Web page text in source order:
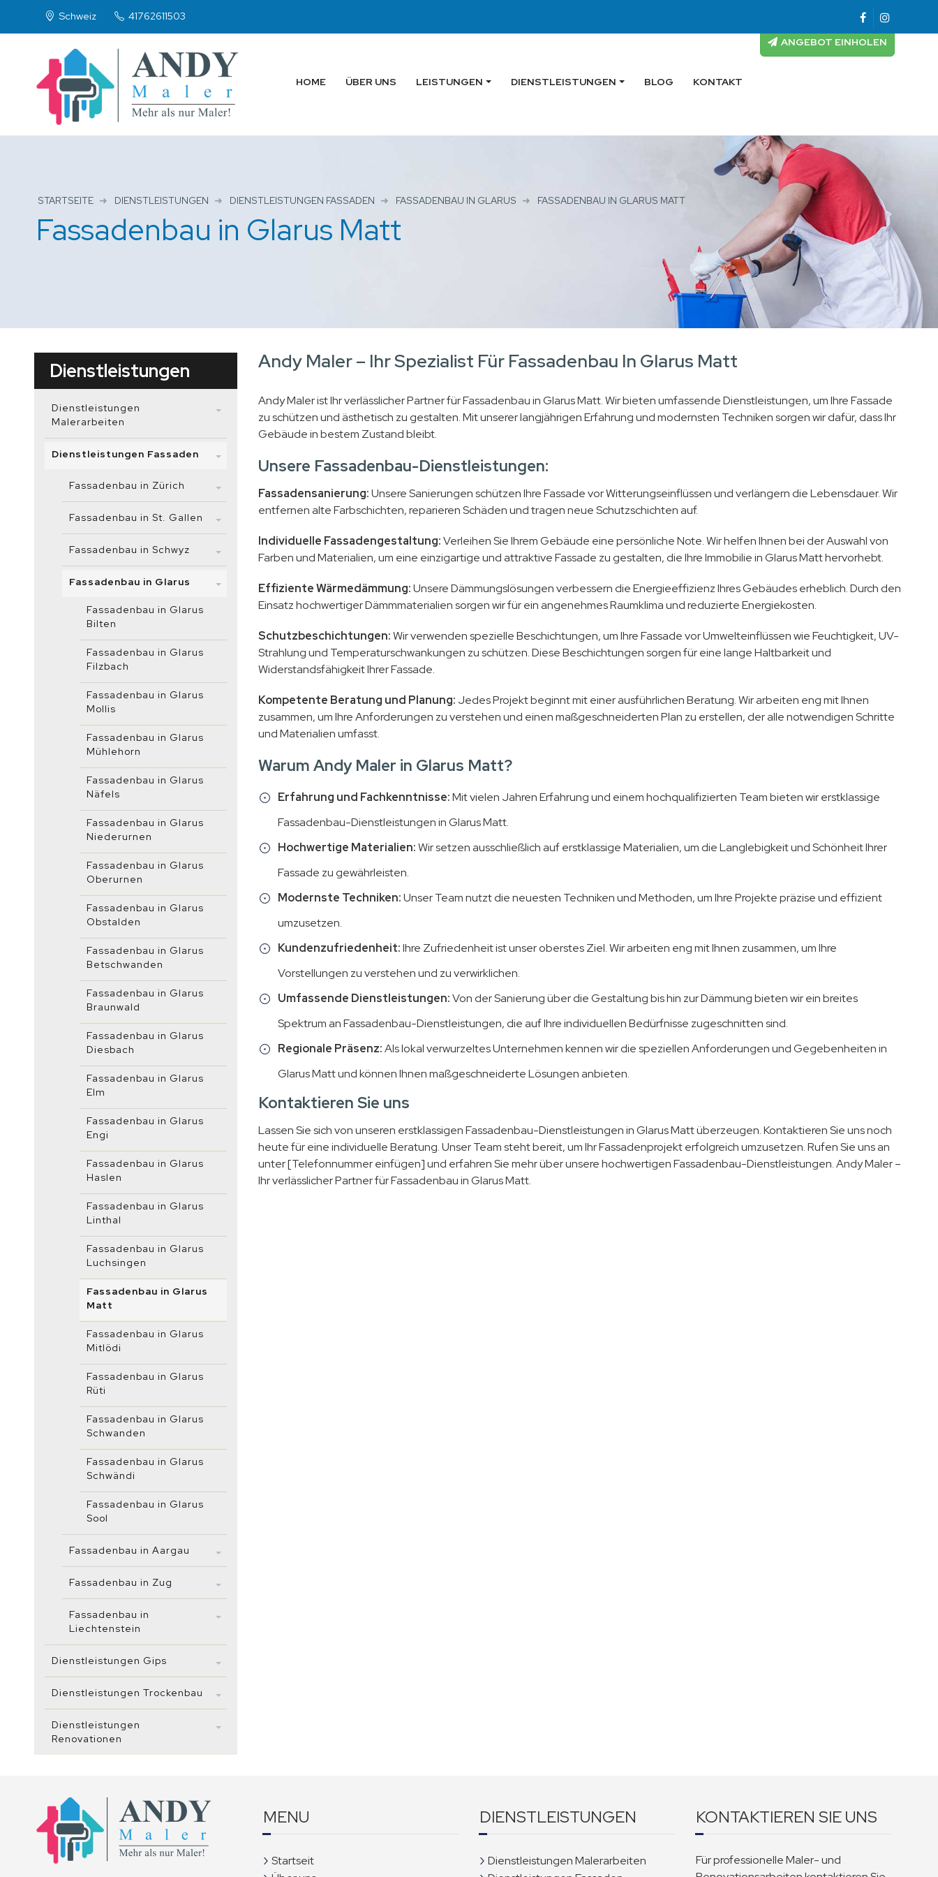
Schweiz 41762611503
HOME ÜBER UNS LEISTUNGEN DIENSTLEISTUNGEN BLOG KONTAKT
ANGEBOT EINHOLEN
STARTSEITE DIENSTLEISTUNGEN DIENSTLEISTUNGEN FASSADEN FASSADENBAU IN GLARUS FASSADENBAU IN GLARUS MATT
Fassadenbau in Glarus Matt
Andy Maler – Ihr Spezialist Für Fassadenbau In Glarus Matt
Andy Maler ist Ihr verlässlicher Partner für Fassadenbau in Glarus Matt. Wir bieten umfassende Dienstleistungen, um Ihre Fassade
zu schützen und ästhetisch zu gestalten. Mit unserer langjährigen Erfahrung und modernsten Techniken sorgen wir dafür, dass Ihr
Gebäude in bestem Zustand bleibt.
Unsere Fassadenbau-Dienstleistungen:
Fassadensanierung:Unsere Sanierungen schützen Ihre Fassade vor Witterungseinflüssen und verlängern die Lebensdauer. Wir
entfernen alte Farbschichten, reparieren Schäden und tragen neue Schutzschichten auf.
Individuelle Fassadengestaltung:Verleihen Sie Ihrem Gebäude eine persönliche Note. Wir helfen Ihnen bei der Auswahl von
Farben und Materialien, um eine einzigartige und attraktive Fassade zu gestalten, die Ihre Immobilie in Glarus Matt hervorhebt.
Effiziente Wärmedämmung:Unsere Dämmungslösungen verbessern die Energieeffizienz Ihres Gebäudes erheblich. Durch den
Einsatz hochwertiger Dämmmaterialien sorgen wir für ein angenehmes Raumklima und reduzierte Energiekosten.
Schutzbeschichtungen:Wir verwenden spezielle Beschichtungen, um Ihre Fassade vor Umwelteinflüssen wie Feuchtigkeit, UV-
Strahlung und Temperaturschwankungen zu schützen. Diese Beschichtungen sorgen für eine lange Haltbarkeit und
Widerstandsfähigkeit Ihrer Fassade.
Kompetente Beratung und Planung: Jedes Projekt beginnt mit einer ausführlichen Beratung. Wir arbeiten eng mit Ihnen
zusammen, um Ihre Anforderungen zu verstehen und einen maßgeschneiderten Plan zu erstellen, der alle notwendigen Schritte
und Materialien umfasst.
Warum Andy Maler in Glarus Matt?
Erfahrung und Fachkenntnisse:Mit vielen Jahren Erfahrung und einem hochqualifizierten Team bieten wir erstklassige
Fassadenbau-Dienstleistungen in Glarus Matt.
Hochwertige Materialien:Wir setzen ausschließlich auf erstklassige Materialien, um die Langlebigkeit und Schönheit Ihrer
Fassade zu gewährleisten.
Modernste Techniken:Unser Team nutzt die neuesten Techniken und Methoden, um Ihre Projekte präzise und effizient
umzusetzen.
Kundenzufriedenheit:Ihre Zufriedenheit ist unser oberstes Ziel. Wir arbeiten eng mit Ihnen zusammen, um Ihre
Vorstellungen zu verstehen und zu verwirklichen.
Umfassende Dienstleistungen:Von der Sanierung über die Gestaltung bis hin zur Dämmung bieten wir ein breites
Spektrum an Fassadenbau-Dienstleistungen, die auf Ihre individuellen Bedürfnisse zugeschnitten sind.
Regionale Präsenz:Als lokal verwurzeltes Unternehmen kennen wir die speziellen Anforderungen und Gegebenheiten in
Glarus Matt und können Ihnen maßgeschneiderte Lösungen anbieten.
Kontaktieren Sie uns
Lassen Sie sich von unseren erstklassigen Fassadenbau-Dienstleistungen in Glarus Matt überzeugen. Kontaktieren Sie uns noch
heute für eine individuelle Beratung. Unser Team steht bereit, um Ihr Fassadenprojekt erfolgreich umzusetzen. Rufen Sie uns an
unter [Telefonnummer einfügen] und erfahren Sie mehr über unsere hochwertigen Fassadenbau-Dienstleistungen. Andy Maler –
Ihr verlässlicher Partner für Fassadenbau in Glarus Matt.
Dienstleistungen
Dienstleistungen
Malerarbeiten
Dienstleistungen Fassaden
Fassadenbau in Zürich
Fassadenbau in St. Gallen
Fassadenbau in Schwyz
Fassadenbau in Glarus
Fassadenbau in Glarus
Bilten
Fassadenbau in Glarus
Filzbach
Fassadenbau in Glarus
Mollis
Fassadenbau in Glarus
Mühlehorn
Fassadenbau in Glarus
Näfels
Fassadenbau in Glarus
Niederurnen
Fassadenbau in Glarus
Oberurnen
Fassadenbau in Glarus
Obstalden
Fassadenbau in Glarus
Betschwanden
Fassadenbau in Glarus
Braunwald
Fassadenbau in Glarus
Diesbach
Fassadenbau in Glarus
Elm
Fassadenbau in Glarus
Engi
Fassadenbau in Glarus
Haslen
Fassadenbau in Glarus
Linthal
Fassadenbau in Glarus
Luchsingen
Fassadenbau in Glarus
Matt
Fassadenbau in Glarus
Mitlödi
Fassadenbau in Glarus
Rüti
Fassadenbau in Glarus
Schwanden
Fassadenbau in Glarus
Schwändi
Fassadenbau in Glarus
Sool
Fassadenbau in Aargau
Fassadenbau in Zug
Fassadenbau in
Liechtenstein
Dienstleistungen Gips
Dienstleistungen Trockenbau
Dienstleistungen
Renovationen
MENU
Startseit
DIENSTLEISTUNGEN
Dienstleistungen Malerarbeiten
KONTAKTIEREN SIE UNS
Für professionelle Maler- und